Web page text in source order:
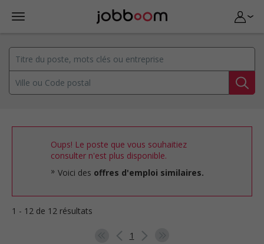
Oups! Le poste que vous souhaitiez
consulter n'est plus disponible.
Voici des offres d'emploi similaires.
1 - 12 de 12 résultats
1